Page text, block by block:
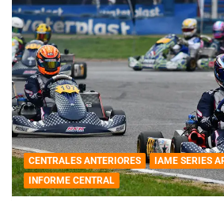
CENTRALES ANTERIORES
IAME SERIES
INFORME CENTRAL